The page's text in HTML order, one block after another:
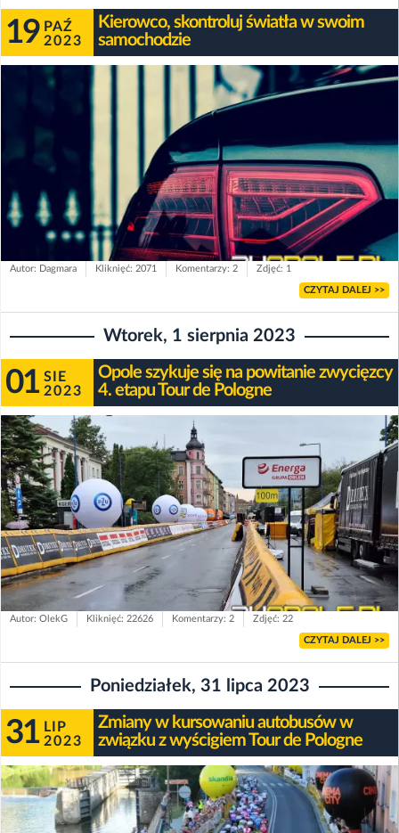
19 PAŹ
2023
Kierowco, skontroluj światła w swoim
samochodzie
Autor: Dagmara Kliknięć: 2071 Komentarzy: 2 Zdjęć: 1
CZYTAJ DALEJ >>
Wtorek, 1 sierpnia 2023
01 SIE
2023
Opole szykuje się na powitanie zwycięzcy
4. etapu Tour de Pologne
Autor: OlekG Kliknięć: 22626 Komentarzy: 2 Zdjęć: 22
CZYTAJ DALEJ >>
Poniedziałek, 31 lipca 2023
31 LIP
2023
Zmiany w kursowaniu autobusów w
związku z wyścigiem Tour de Pologne